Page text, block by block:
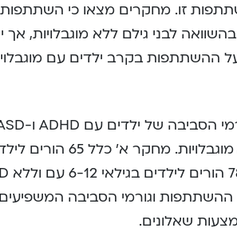
זו. מחקרים מצאו כי השתתפות
לבני גילם ללא מוגבלויות, אך
ההשתתפות בקרב ילדים עם
דיווח הוריהם, וכן ערכו השוואה לבני גילם ללא מוגבלויות. מחקר א’
ההשתתפות וגורמי הסביבה
שאלונים.